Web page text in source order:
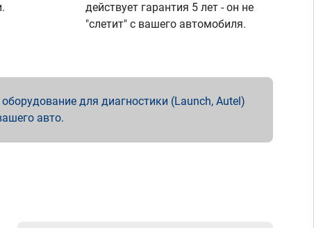
действует гарантия 5 лет - он не
"слетит" с вашего автомобиля.
для диагностики (Launch, Autel)
авто.